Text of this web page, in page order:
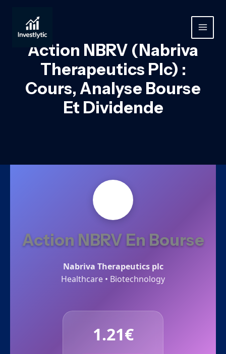
contenu
MAIN
Action NBRV (Nabriva
Therapeutics Plc) :
Cours, Analyse Bourse
Et Dividende
Action NBRV En Bourse
Nabriva Therapeutics plc
Healthcare • Biotechnology
1.21€